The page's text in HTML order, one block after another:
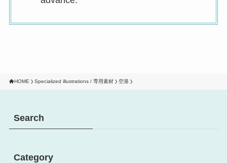
HOME Specialized illustrations / 専用素材 空港
Search
Category